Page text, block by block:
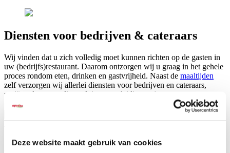
Deze website maakt gebruik van cookies
Diensten voor bedrijven & cateraars
Wij vinden dat u zich volledig moet kunnen richten op de gasten in
uw (bedrijfs)restaurant. Daarom ontzorgen wij u graag in het gehele
proces rondom eten, drinken en gastvrijheid. Naast de maaltijden
zelf verzorgen wij allerlei diensten voor bedrijven en cateraars,
variërend van voedingsadvies tot opleidingstrajecten.
Voedingsadvies voor